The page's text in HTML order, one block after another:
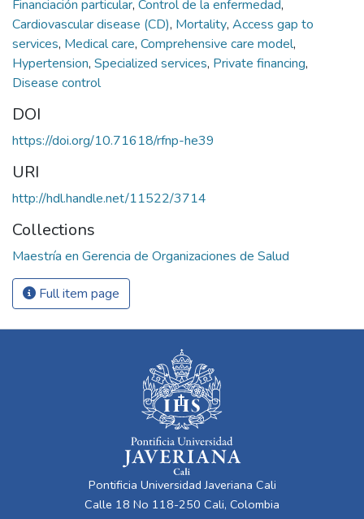
Financiación particular, Control de la enfermedad,
Cardiovascular disease (CD), Mortality, Access gap to
services, Medical care, Comprehensive care model,
Hypertension, Specialized services, Private financing,
Disease control
DOI
https://doi.org/10.71618/rfnp-he39
URI
http://hdl.handle.net/11522/3714
Collections
Maestría en Gerencia de Organizaciones de Salud
Full item page
Pontificia Universidad Javeriana Cali
Calle 18 No 118-250 Cali, Colombia